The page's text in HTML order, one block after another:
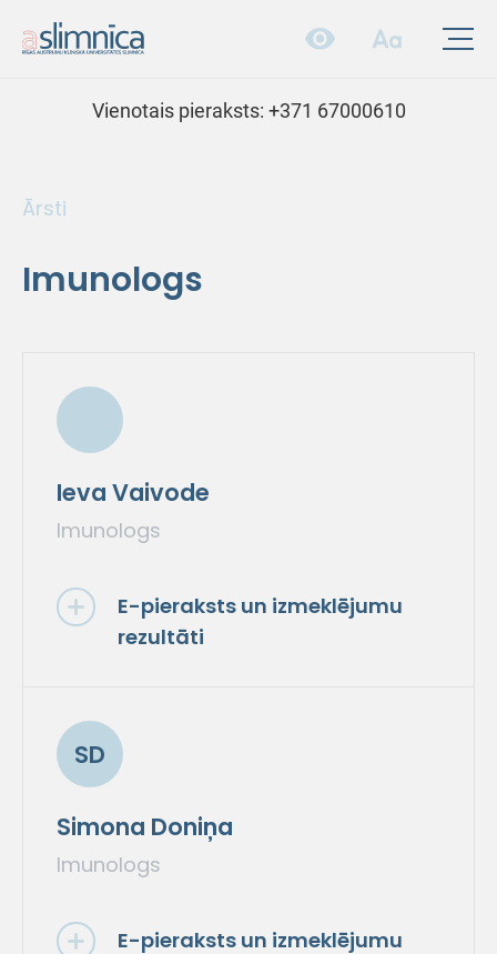
Vienotais pieraksts: +371 67000610
Ārsti
Imunologs
Ieva Vaivode
Imunologs
E-pieraksts un izmeklējumu
rezultāti
SD
Simona Doniņa
Imunologs
E-pieraksts un izmeklējumu